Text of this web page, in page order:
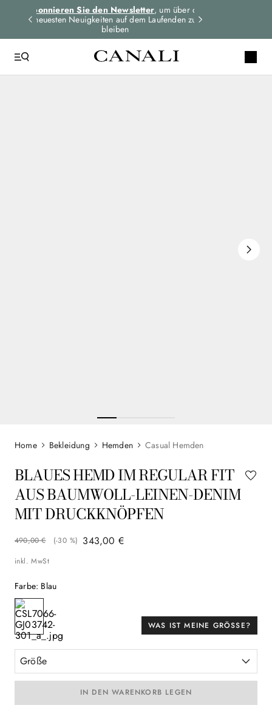
Abonnieren Sie den Newsletter, um über die
neuesten Neuigkeiten auf dem Laufenden zu
bleiben
Bekleidung Hemden Casual Hemden
BLAUES HEMD IM REGULAR FIT
AUS BAUMWOLL-LEINEN-DENIM
MIT DRUCKKNÖPFEN
490,00 € (-30 %) 343,00 €
inkl. MwSt
Farbe: Blau
WAS IST MEINE GRÖSSE?
Größe
IN DEN WARENKORB LEGEN